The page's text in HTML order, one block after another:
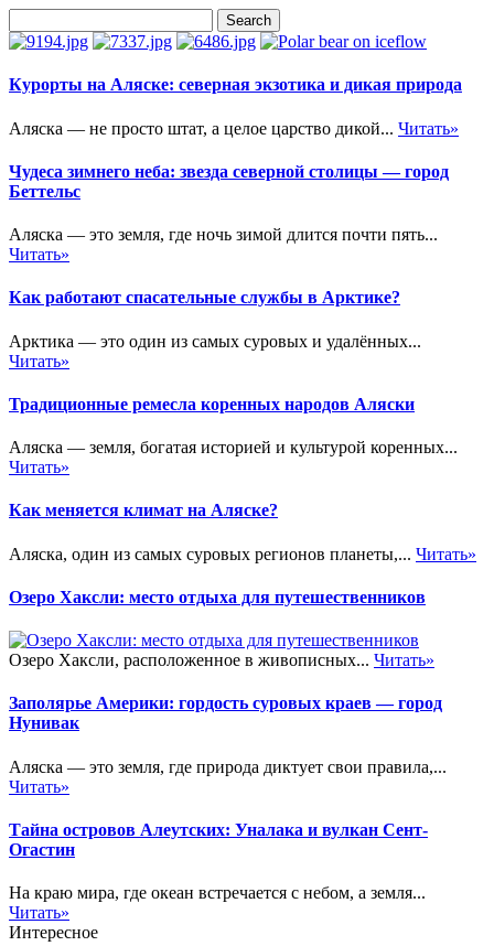
Курорты на Аляске: северная экзотика и дикая природа
Аляска — не просто штат, а целое царство дикой... Читать»
Чудеса зимнего неба: звезда северной столицы — город
Беттельс
Аляска — это земля, где ночь зимой длится почти пять...
Читать»
Как работают спасательные службы в Арктике?
Арктика — это один из самых суровых и удалённых...
Читать»
Традиционные ремесла коренных народов Аляски
Аляска — земля, богатая историей и культурой коренных...
Читать»
Как меняется климат на Аляске?
Аляска, один из самых суровых регионов планеты,... Читать»
Озеро Хаксли: место отдыха для путешественников
Озеро Хаксли, расположенное в живописных... Читать»
Заполярье Америки: гордость суровых краев — город
Нунивак
Аляска — это земля, где природа диктует свои правила,...
Читать»
Тайна островов Алеутских: Уналака и вулкан Сент-
Огастин
На краю мира, где океан встречается с небом, а земля...
Читать»
Интересное